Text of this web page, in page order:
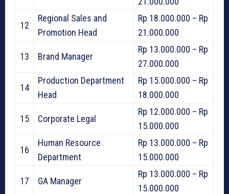
12
Regional Sales and
Promotion Head
Rp 18.000.000 – Rp
21.000.000
13 Brand Manager
Rp 13.000.000 – Rp
27.000.000
14
Production Department
Head
Rp 15.000.000 – Rp
18.000.000
15 Corporate Legal
Rp 12.000.000 – Rp
15.000.000
16
Human Resource
Department
Rp 13.000.000 – Rp
15.000.000
17 GA Manager
Rp 13.000.000 – Rp
15.000.000